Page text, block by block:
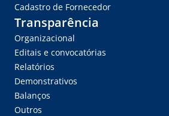
Cadastro de Fornecedor
Transparência
Organizacional
Editais e convocatórias
Relatórios
Demonstrativos
Balanços
Outros